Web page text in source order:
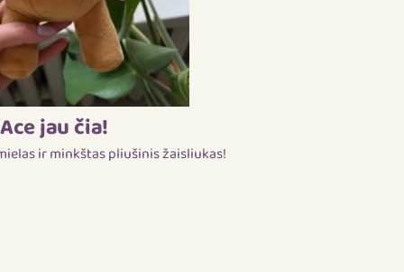
Ace jau čia!
ir minkštas pliušinis žaisliukas!